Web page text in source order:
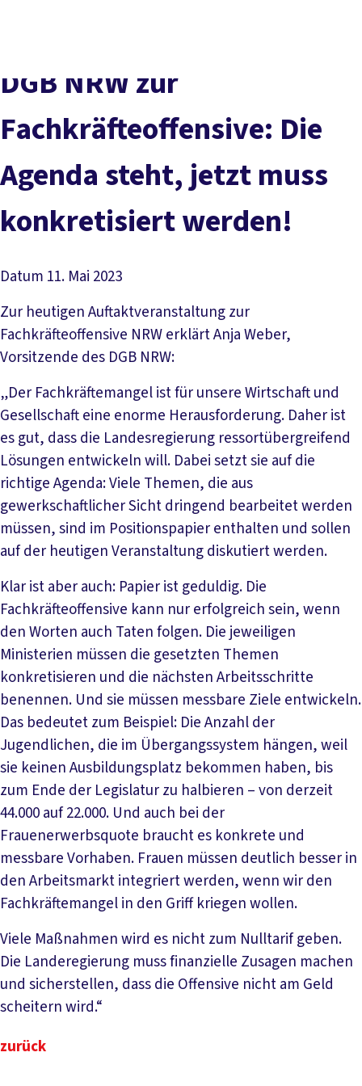
Mitmachen
DGB NRW zur
Fachkräfteoffensive: Die
Agenda steht, jetzt muss
konkretisiert werden!
Datum 11. Mai 2023
Zur heutigen Auftaktveranstaltung zur
Fachkräfteoffensive NRW erklärt Anja Weber,
Vorsitzende des DGB NRW:
„Der Fachkräftemangel ist für unsere Wirtschaft und
Gesellschaft eine enorme Herausforderung. Daher ist
es gut, dass die Landesregierung ressortübergreifend
Lösungen entwickeln will. Dabei setzt sie auf die
richtige Agenda: Viele Themen, die aus
gewerkschaftlicher Sicht dringend bearbeitet werden
müssen, sind im Positionspapier enthalten und sollen
auf der heutigen Veranstaltung diskutiert werden.
Klar ist aber auch: Papier ist geduldig. Die
Fachkräfteoffensive kann nur erfolgreich sein, wenn
den Worten auch Taten folgen. Die jeweiligen
Ministerien müssen die gesetzten Themen
konkretisieren und die nächsten Arbeitsschritte
benennen. Und sie müssen messbare Ziele entwickeln.
Das bedeutet zum Beispiel: Die Anzahl der
Jugendlichen, die im Übergangssystem hängen, weil
sie keinen Ausbildungsplatz bekommen haben, bis
zum Ende der Legislatur zu halbieren – von derzeit
44.000 auf 22.000. Und auch bei der
Frauenerwerbsquote braucht es konkrete und
messbare Vorhaben. Frauen müssen deutlich besser in
den Arbeitsmarkt integriert werden, wenn wir den
Fachkräftemangel in den Griff kriegen wollen.
Viele Maßnahmen wird es nicht zum Nulltarif geben.
Die Landeregierung muss finanzielle Zusagen machen
und sicherstellen, dass die Offensive nicht am Geld
scheitern wird.“
zurück